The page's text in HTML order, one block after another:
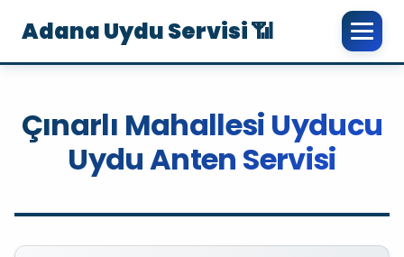
Adana Uydu Servisi 📶
Çınarlı Mahallesi Uyducu
Uydu Anten Servisi